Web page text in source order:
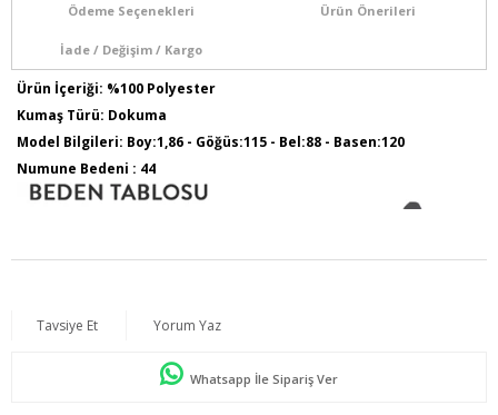
Ödeme Seçenekleri Ürün Önerileri
İade / Değişim / Kargo
Ürün İçeriği: %100 Polyester
Kumaş Türü: Dokuma
Model Bilgileri: Boy:1,86 - Göğüs:115 - Bel:88 - Basen:120
Numune Bedeni : 44
Tavsiye Et Yorum Yaz
Whatsapp İle Sipariş Ver